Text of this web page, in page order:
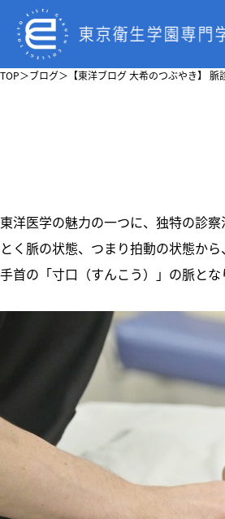
TOP＞ブログ＞ 【東洋ブログ 大希のつぶやき】 脈
東洋医学の魅力の一つに、独特の診
とく脈の状態、つまり拍動の状態か
手首の「寸口（すんこう）」の脈とな